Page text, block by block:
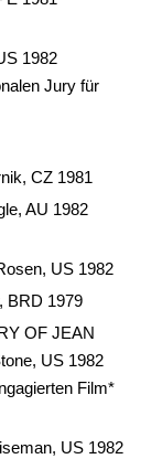
1982
Jury für
CZ 1981
AU 1982
US 1982
BRD 1979
OF JEAN
US 1982
Film*
US 1982